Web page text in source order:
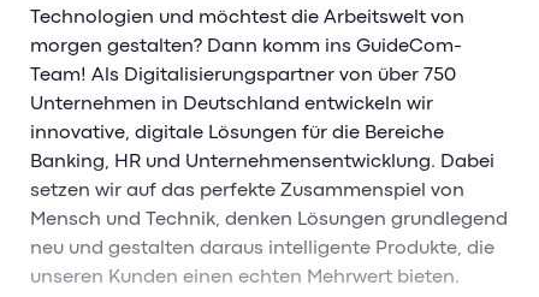
Technologien und möchtest die Arbeitswelt von
morgen gestalten? Dann komm ins GuideCom-
Team! Als Digitalisierungspartner von über 750
Unternehmen in Deutschland entwickeln wir
innovative, digitale Lösungen für die Bereiche
Banking, HR und Unternehmensentwicklung. Dabei
setzen wir auf das perfekte Zusammenspiel von
Mensch und Technik, denken Lösungen grundlegend
neu und gestalten daraus intelligente Produkte, die
unseren Kunden einen echten Mehrwert bieten.